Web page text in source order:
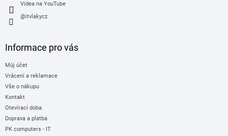
Videa na YouTube
@itvlakycz
Informace pro vás
Můj účet
Vrácení a reklamace
Vše o nákupu
Kontakt
Otevírací doba
Doprava a platba
PK computers - IT